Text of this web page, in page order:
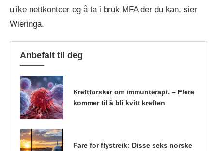
ulike nettkontoer og å ta i bruk MFA der du kan, sier
Wieringa.
Anbefalt til deg
Kreftforsker om immunterapi: – Flere
kommer til å bli kvitt kreften
Fare for flystreik: Disse seks norske